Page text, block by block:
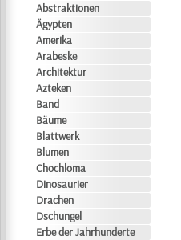
Abstraktionen
Ägypten
Amerika
Arabeske
Architektur
Azteken
Band
Bäume
Blattwerk
Blumen
Chochloma
Dinosaurier
Drachen
Dschungel
Erbe der Jahrhunderte